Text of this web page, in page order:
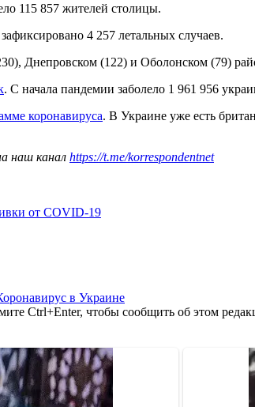
115 857 жителей столицы.
4 257 летальных случаев.
Днепровском (122) и Оболонском (79)
. С начала пандемии заболело 1 961 956
коронавируса. В Украине уже есть
наш канал https://t.me/korrespondentnet
от COVID-19
в Украине
Ctrl+Enter, чтобы сообщить об этом